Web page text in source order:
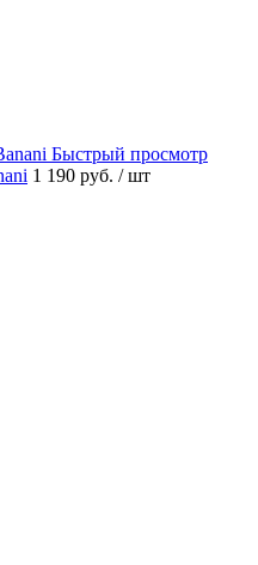
Быстрый просмотр
1 190 руб. / шт